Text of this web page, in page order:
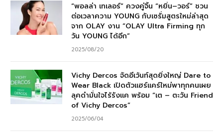
“พอลล่า เทเลอร์” ควงคู่จิ้น “หยิ่น–วอร์” ชวน
ต่อเวลาความ YOUNG กับเซรั่มสูตรใหม่ล่าสุด
จาก OLAY งาน “OLAY Ultra Firming ทุก
วัน YOUNG ได้อีก”
2025/08/20
Vichy Dercos จัดอีเว้นท์สุดยิ่งใหญ่ Dare to
Wear Black เปิดตัวแฮร์แคร์ใหม่พาทุกคนเผย
ลุคดำมั่นใจไร้รังแค พร้อม “เต – ตะวัน Friend
of Vichy Dercos”
2025/06/04